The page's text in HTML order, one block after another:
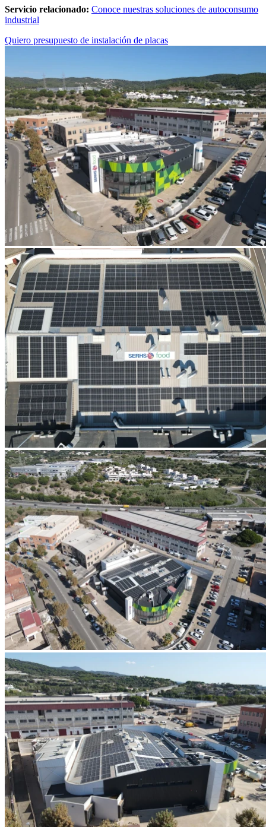
Servicio relacionado: Conoce nuestras soluciones de autoconsumo
industrial
Quiero presupuesto de instalación de placas